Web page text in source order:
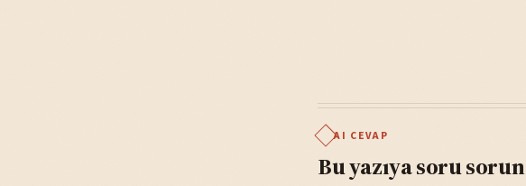
AI CEVAP
Bu yazıya soru sorun